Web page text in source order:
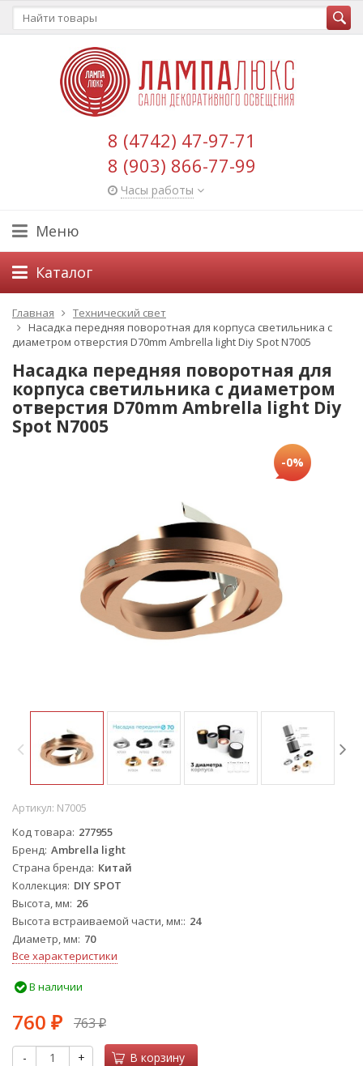
8 (4742) 47-97-71
8 (903) 866-77-99
Часы работы
Меню
Каталог
Главная
Технический свет
Насадка передняя поворотная для корпуса светильника с
диаметром отверстия D70mm Ambrella light Diy Spot N7005
Насадка передняя поворотная для
корпуса светильника с диаметром
отверстия D70mm Ambrella light Diy
Spot N7005
-0%
Артикул: N7005
Код товара 277955
Бренд Ambrella light
Страна бренда Китай
Коллекция DIY SPOT
Высота, мм 26
Высота встраиваемой части, мм: 24
Диаметр, мм 70
Все характеристики
В наличии
760 ₽ 763₽
- + В корзину